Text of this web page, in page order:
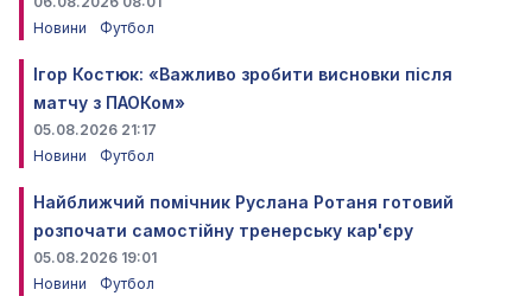
Новини
Футбол
Ігор Костюк: «Важливо зробити висновки після
матчу з ПАОКом»
05.08.2026 21:17
Новини
Футбол
Найближчий помічник Руслана Ротаня готовий
розпочати самостійну тренерську кар'єру
05.08.2026 19:01
Новини
Футбол